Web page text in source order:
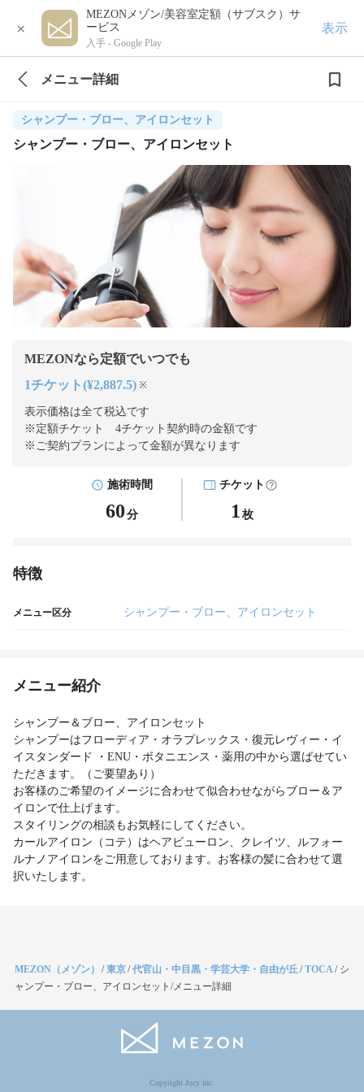
×
MEZONメゾン/美容室定額（サブスク）サ
ービス
入手 - Google Play
表示
メニュー詳細
シャンプー・ブロー、アイロンセット
シャンプー・ブロー、アイロンセット
MEZONなら定額でいつでも
1チケット(¥2,887.5) ※
表示価格は全て税込です
※定額チケット 4チケット契約時の金額です
※ご契約プランによって金額が異なります
施術時間
60 分
チケット
1 枚
特徴
メニュー区分 シャンプー・ブロー、アイロンセット
メニュー紹介
シャンプー＆ブロー、アイロンセット
シャンプーはフローディア・オラプレックス・復元レヴィー・イ
イスタンダード ・ENU・ボタニエンス・薬用の中から選ばせてい
ただきます。（ご要望あり）
お客様のご希望のイメージに合わせて似合わせながらブロー＆ア
イロンで仕上げます。
スタイリングの相談もお気軽にしてください。
カールアイロン（コテ）はヘアビューロン、クレイツ、ルフォー
ルナノアイロンをご用意しております。お客様の髪に合わせて選
択いたします。
MEZON（メゾン） /東京/代官山・中目黒・学芸大学・自由が丘/TOCA/ シ
ャンプー・ブロー、アイロンセット/メニュー詳細
Copyright Jocy inc.